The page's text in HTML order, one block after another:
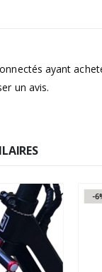
ayant
un avis.
-6%